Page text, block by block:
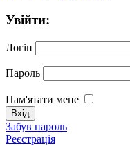
Увійти:
Логін
Пароль
Пам'ятати мене
Забув пароль
Реєстрація